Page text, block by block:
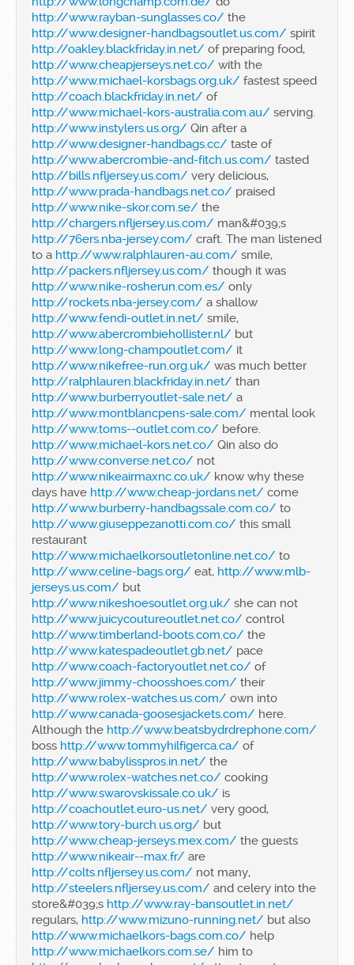
http://www.rayban-sunglasses.co/ the
http://www.designer-handbagsoutlet.us.com/ spirit
http://oakley.blackfriday.in.net/ of preparing food,
http://www.cheapjerseys.net.co/ with the
http://www.michael-korsbags.org.uk/ fastest speed
http://coach.blackfriday.in.net/ of
http://www.michael-kors-australia.com.au/ serving.
http://www.instylers.us.org/ Qin after a
http://www.designer-handbags.cc/ taste of
http://www.abercrombie-and-fitch.us.com/ tasted
http://bills.nfljersey.us.com/ very delicious,
http://www.prada-handbags.net.co/ praised
http://www.nike-skor.com.se/ the
http://chargers.nfljersey.us.com/ man&#039;s
http://76ers.nba-jersey.com/ craft. The man listened
to a http://www.ralphlauren-au.com/ smile,
http://packers.nfljersey.us.com/ though it was
http://www.nike-rosherun.com.es/ only
http://rockets.nba-jersey.com/ a shallow
http://www.fendi-outlet.in.net/ smile,
http://www.abercrombiehollister.nl/ but
http://www.long-champoutlet.com/ it
http://www.nikefree-run.org.uk/ was much better
http://ralphlauren.blackfriday.in.net/ than
http://www.burberryoutlet-sale.net/ a
http://www.montblancpens-sale.com/ mental look
http://www.toms--outlet.com.co/ before.
http://www.michael-kors.net.co/ Qin also do
http://www.converse.net.co/ not
http://www.nikeairmaxnc.co.uk/ know why these
days have http://www.cheap-jordans.net/ come
http://www.burberry-handbagssale.com.co/ to
http://www.giuseppezanotti.com.co/ this small
restaurant
http://www.michaelkorsoutletonline.net.co/ to
http://www.celine-bags.org/ eat, http://www.mlb-
jerseys.us.com/ but
http://www.nikeshoesoutlet.org.uk/ she can not
http://www.juicycoutureoutlet.net.co/ control
http://www.timberland-boots.com.co/ the
http://www.katespadeoutlet.gb.net/ pace
http://www.coach-factoryoutlet.net.co/ of
http://www.jimmy-choosshoes.com/ their
http://www.rolex-watches.us.com/ own into
http://www.canada-goosesjackets.com/ here.
Although the http://www.beatsbydrdrephone.com/
boss http://www.tommyhilfigerca.ca/ of
http://www.babylisspros.in.net/ the
http://www.rolex-watches.net.co/ cooking
http://www.swarovskissale.co.uk/ is
http://coachoutlet.euro-us.net/ very good,
http://www.tory-burch.us.org/ but
http://www.cheap-jerseys.mex.com/ the guests
http://www.nikeair--max.fr/ are
http://colts.nfljersey.us.com/ not many,
http://steelers.nfljersey.us.com/ and celery into the
store&#039;s http://www.ray-bansoutlet.in.net/
regulars, http://www.mizuno-running.net/ but also
http://www.michaelkors-bags.com.co/ help
http://www.michaelkors.com.se/ him to